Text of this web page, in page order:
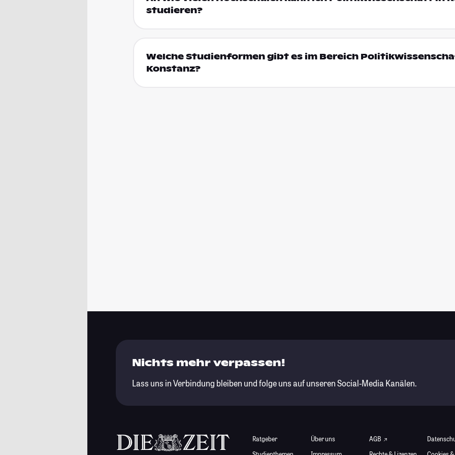
studieren?
Welche Studienformen gibt es im Bereich
Konstanz?
Nichts mehr verpassen!
Lass uns in Verbindung bleiben und folge uns auf unseren Social-Media Kanälen.
Ratgeber
Über uns
AGB